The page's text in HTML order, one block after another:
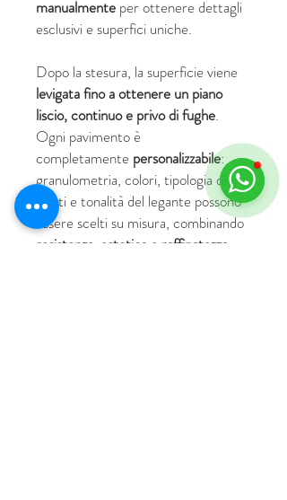
manualmente per ottenere dettagli
esclusivi e superfici uniche.
Dopo la stesura, la superficie viene
levigata fino a ottenere un piano
liscio, continuo e privo di fughe.
Ogni pavimento è
completamente personalizzabile:
granulometria, colori, tipologia degli
inerti e tonalità del legante possono
essere scelti su misura, combinando
resistenza, estetica e raffinatezza